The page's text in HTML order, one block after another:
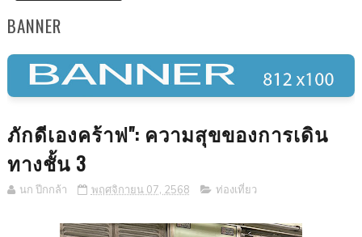
BANNER
ภักดีเองคร้าฟ": ความสุขของการเดิน
ทางชั้น 3
นก ปีกกล้า พฤศจิกายน 07, 2568 ท่องเที่ยว